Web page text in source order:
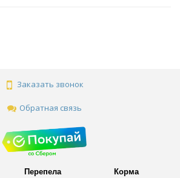
Заказать звонок
Обратная связь
Перепела Корма